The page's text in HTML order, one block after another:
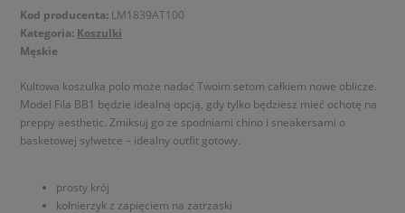
Kod producenta: LM1839AT100
Kategoria: Koszulki
Męskie
Kultowa koszulka polo może nadać Twoim setom całkiem nowe oblicze.
Model Fila BB1 będzie idealną opcją, gdy tylko będziesz mieć ochotę na
preppy aesthetic. Zmiksuj go ze spodniami chino i sneakersami o
basketowej sylwetce – idealny outfit gotowy.
prosty krój
kołnierzyk z zapięciem na zatrzaski